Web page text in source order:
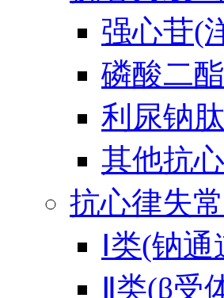
强心苷(
磷酸二
利尿钠
其他抗
抗心律失
Ⅰ类(钠
Ⅱ类(β受